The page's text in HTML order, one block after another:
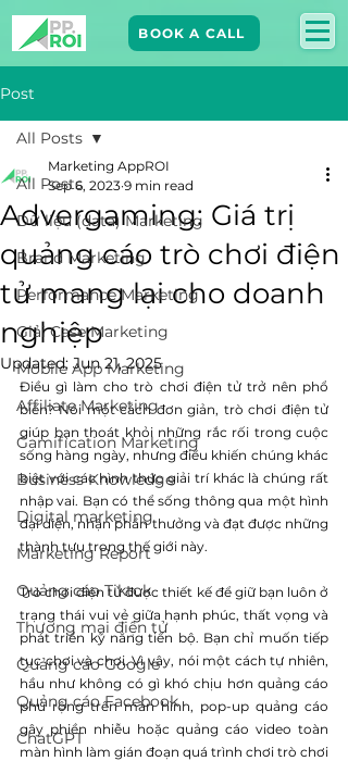
BOOK A CALL
Post
All Posts
Dữ liệu (data) Marketing
Brand Marketing​
Performance Marketing
Giải Case Marketing
Mobile App Marketing
Affiliate Marketing
Gamification Marketing
Business Knowledge
Digital marketing
Marketing Report
Quảng cáo Tiktok
Thương mại điện tử
Quảng cáo Google
Quảng cáo Facebook
ChatGPT
All Posts
Advergaming: Giá trị
quảng cáo trò chơi điện
tử mang lại cho doanh
nghiệp
Marketing AppROI
Sep 6, 2023 9 min read
Updated: Jun 21, 2025
Điều gì làm cho trò chơi điện tử trở nên phổ
biến? Nói một cách đơn giản, trò chơi điện tử
giúp bạn thoát khỏi những rắc rối trong cuộc
sống hàng ngày, nhưng điều khiến chúng khác
biệt với các hình thức giải trí khác là chúng rất
nhập vai. Bạn có thể sống thông qua một hình
đại diện, nhận phần thưởng và đạt được những
thành tựu trong thế giới này.
Trò chơi điện tử được thiết kế để giữ bạn luôn ở
trạng thái vui vẻ giữa hạnh phúc, thất vọng và
phát triển kỹ năng tiến bộ. Bạn chỉ muốn tiếp
tục chơi và chơi. Vì vậy, nói một cách tự nhiên,
hầu như không có gì khó chịu hơn quảng cáo
phủ rộng trên màn hình, pop-up quảng cáo
gây phiền nhiễu hoặc quảng cáo video toàn
màn hình làm gián đoạn quá trình chơi trò chơi